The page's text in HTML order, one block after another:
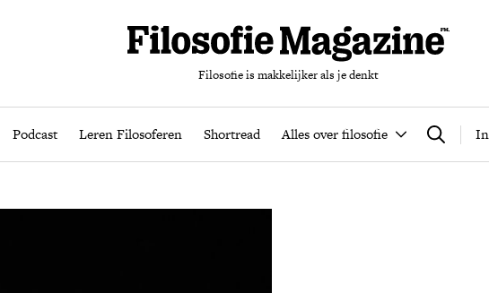
Filosofie is makkelijker als je denkt
Podcast Leren Filosoferen Shortread Alles over filosofie Zoeken
Evenementen Podcast Leren Filosoferen Shortread Alles over